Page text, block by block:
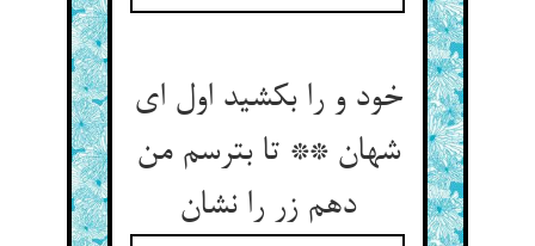
خود و را بکشید اول ای
شهان ** تا بترسم من
دهم زر را نشان‏